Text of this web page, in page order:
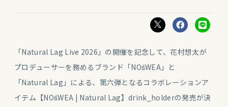
「Natural Lag Live 2026」の開催を記念して、花村想太が
プロデューサーを務めるブランド「NOśWEA」と
「Natural Lag」による、第六弾となるコラボレーションア
イテム【NOśWEA | Natural Lag】drink_holderの発売が決